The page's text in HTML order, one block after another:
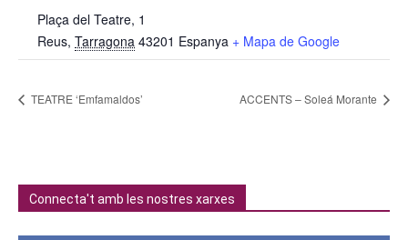
Plaça del Teatre, 1
Reus, Tarragona 43201 Espanya + Mapa de Google
TEATRE ‘Emfamaldos’ ACCENTS – Soleá Morante
Connecta't amb les nostres xarxes